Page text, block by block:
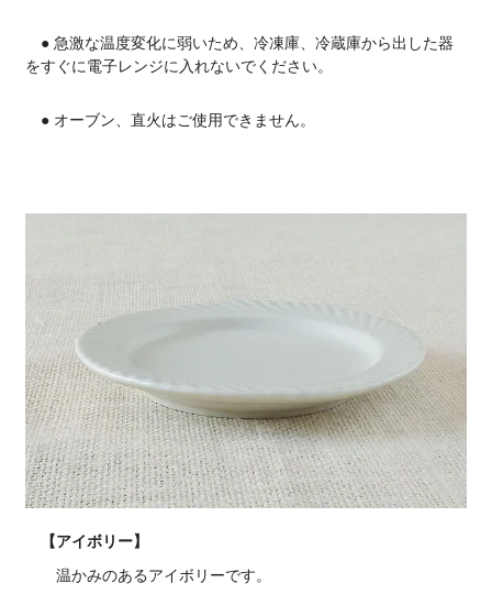
● 急激な温度変化に弱いため、冷凍庫、冷蔵庫から出した器
をすぐに電子レンジに入れないでください。
● オーブン、直火はご使用できません。
【アイボリー】
温かみのあるアイボリーです。